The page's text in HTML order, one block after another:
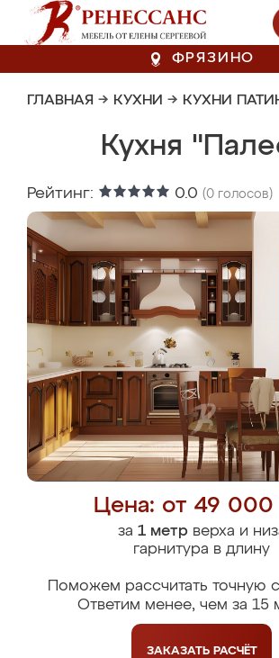
ФРЯЗИНО
ГЛАВНАЯ → КУХНИ → КУХНИ
Кухня
Рейтинг: 0.0 (0 голосов)
Цена: от 49
за 1 метрверха и
гарнитура в длину
Поможем рассчитать точную
Ответим менее, чем за 15
ЗАКАЗАТЬ РАСЧЁТ